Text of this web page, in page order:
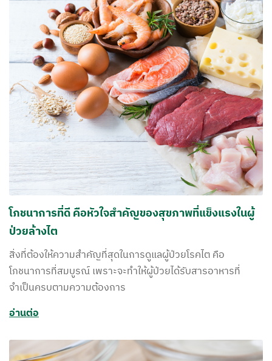
โภชนาการที่ดี คือหัวใจสำคัญของสุขภาพที่แข็งแรงในผู้
ป่วยล้างไต
สิ่งที่ต้องให้ความสำคัญที่สุดในการดูแลผู้ป่วยโรคไต คือ
โภชนาการที่สมบูรณ์ เพราะจะทำให้ผู้ป่วยได้รับสารอาหารที่
จำเป็นครบตามความต้องการ
อ่านต่อ